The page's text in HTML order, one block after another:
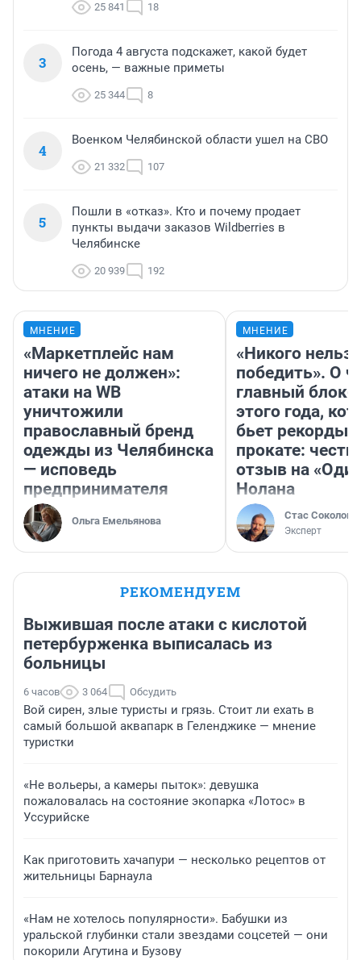
25 841 18
3
Погода 4 августа подскажет, какой будет
осень, — важные приметы
25 344 8
4
Военком Челябинской области ушел на СВО
21 332 107
5
Пошли в «отказ». Кто и почему продает
пункты выдачи заказов Wildberries в
Челябинске
20 939 192
МНЕНИЕ
«Маркетплейс нам
ничего не должен»:
атаки на WB
уничтожили
православный бренд
одежды из Челябинска
— исповедь
предпринимателя
Ольга Емельянова
МНЕНИЕ
«Никого нельзя
победить». О
главный
этого года,
бьет рекорды в
прокате:
отзыв на
Нолана
Стас Соколов
Эксперт
РЕКОМЕНДУЕМ
Выжившая после атаки с кислотой
петербурженка выписалась из
больницы
6 часов 3 064 Обсудить
Вой сирен, злые туристы и грязь. Стоит ли ехать в
самый большой аквапарк в Геленджике — мнение
туристки
«Не вольеры, а камеры пыток»: девушка
пожаловалась на состояние экопарка «Лотос» в
Уссурийске
Как приготовить хачапури — несколько рецептов от
жительницы Барнаула
«Нам не хотелось популярности». Бабушки из
уральской глубинки стали звездами соцсетей — они
покорили Агутина и Бузову